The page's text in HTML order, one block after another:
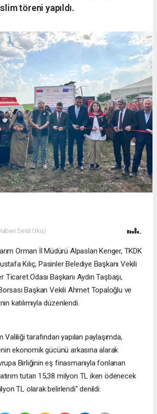
töreni yapıldı.
Sesli Oku)
Orman İl Müdürü Alpaslan Kenger, TKDK
Kılıç, Pasinler Belediye Başkanı Vekili
Ticaret Odası Başkanı Aydın Taşbaşı,
Başkan Vekili Ahmet Topaloğlu ve
katılımıyla düzenlendi.
Valiliği tarafından yapılan paylaşımda,
ekonomik gücünü arkasına alarak
Birliğinin eş finasmanıyla fonlanan
tutarı 15,38 milyon TL iken ödenecek
TL olarak belirlendi" denildi.